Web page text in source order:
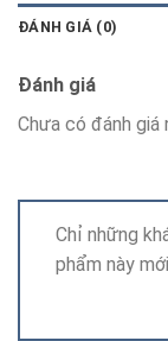
ĐÁNH GIÁ (0)
Đánh giá
Chưa có đánh giá
Chỉ những
phẩm này